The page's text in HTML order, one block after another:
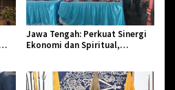
Jawa Tengah: Perkuat Sinergi
Ekonomi dan Spiritual,